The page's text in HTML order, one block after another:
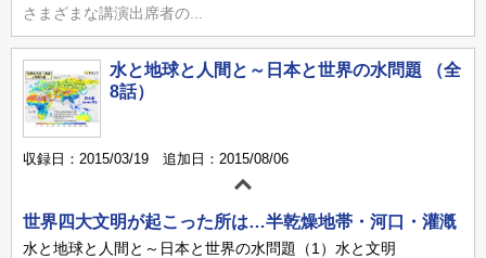
さまざまな講演出席者の...
水と地球と人間と～日本と世界の水問題 （全
8話）
収録日：2015/03/19 追加日：2015/08/06
世界四大文明が起こった所は…半乾燥地帯・河口・灌漑
水と地球と人間と～日本と世界の水問題（1）水と文明